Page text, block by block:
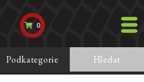
0
Podkategorie Hledat